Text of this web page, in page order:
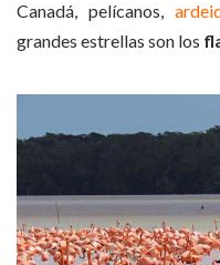
Canadá, pelícanos,
grandes estrellas son los